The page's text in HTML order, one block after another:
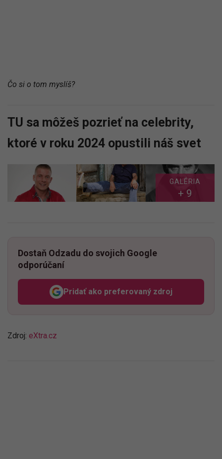
Čo si o tom myslíš?
TU sa môžeš pozrieť na celebrity,
ktoré v roku 2024 opustili náš svet
GALÉRIA
+ 9
Dostaň Odzadu do svojich Google
odporúčaní
Pridať ako preferovaný zdroj
Odzadu, odkaz sa otvorí v
Zdroj: eXtra.cz